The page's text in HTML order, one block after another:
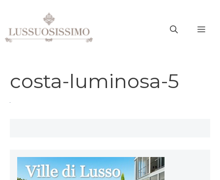
contenuto
costa-luminosa-5